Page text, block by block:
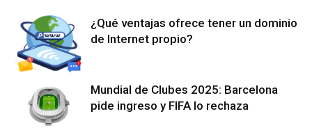
¿Qué ventajas ofrece tener un dominio
de Internet propio?
Mundial de Clubes 2025: Barcelona
pide ingreso y FIFA lo rechaza